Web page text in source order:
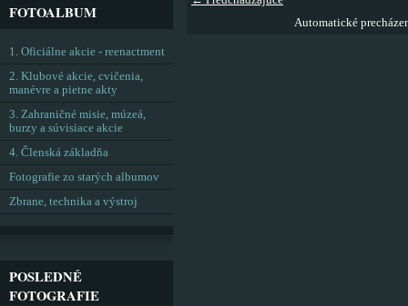
Automatické
FOTOALBUM
1. Oficiálne akcie - reenactment
2. Klubové akcie, cvičenia,
manévre a pietne akty
3. Zahraničné misie, múzeá,
burzy a súvisiace akcie
4. Členská základňa
Fotografie zo starých albumov
Zbrane, technika a výstroj
POSLEDNÉ
FOTOGRAFIE